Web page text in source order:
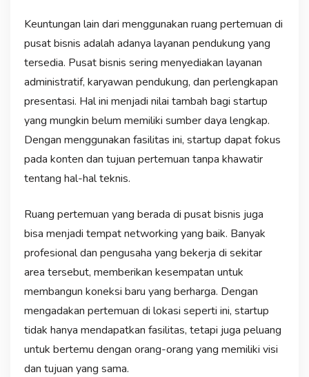
Keuntungan lain dari menggunakan ruang pertemuan di
pusat bisnis adalah adanya layanan pendukung yang
tersedia. Pusat bisnis sering menyediakan layanan
administratif, karyawan pendukung, dan perlengkapan
presentasi. Hal ini menjadi nilai tambah bagi startup
yang mungkin belum memiliki sumber daya lengkap.
Dengan menggunakan fasilitas ini, startup dapat fokus
pada konten dan tujuan pertemuan tanpa khawatir
tentang hal-hal teknis.
Ruang pertemuan yang berada di pusat bisnis juga
bisa menjadi tempat networking yang baik. Banyak
profesional dan pengusaha yang bekerja di sekitar
area tersebut, memberikan kesempatan untuk
membangun koneksi baru yang berharga. Dengan
mengadakan pertemuan di lokasi seperti ini, startup
tidak hanya mendapatkan fasilitas, tetapi juga peluang
untuk bertemu dengan orang-orang yang memiliki visi
dan tujuan yang sama.